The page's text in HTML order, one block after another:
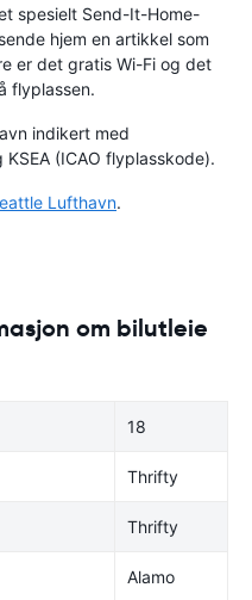
spesielt Send-It-Home-
hjem en artikkel som
er det gratis Wi-Fi og det
flyplassen.
indikert med
(ICAO flyplasskode).
Lufthavn.
om bilutleie
18
Thrifty
Thrifty
Alamo